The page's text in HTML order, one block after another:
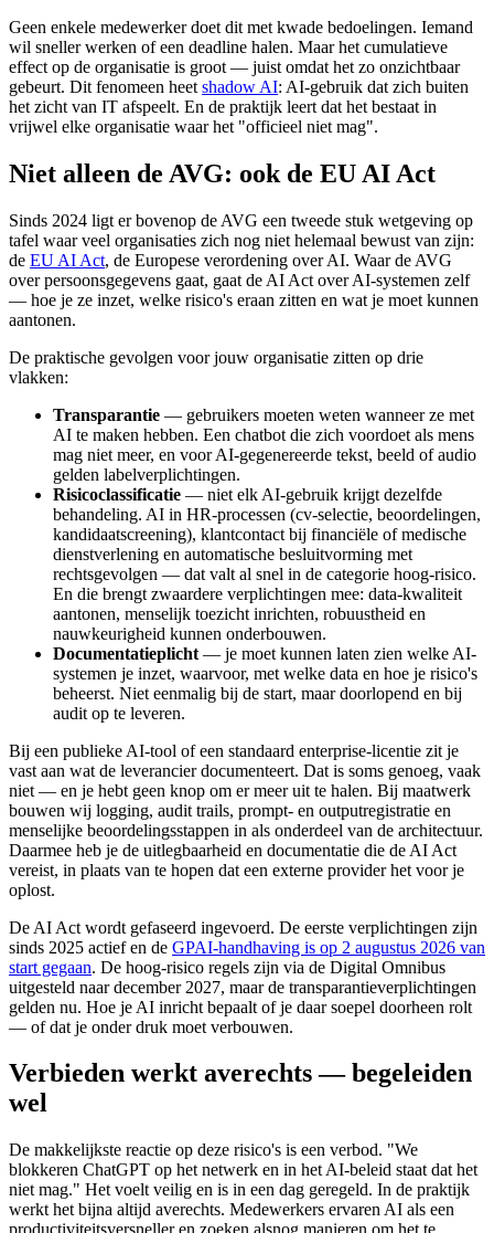
Geen enkele medewerker doet dit met kwade bedoelingen. Iemand
wil sneller werken of een deadline halen. Maar het cumulatieve
effect op de organisatie is groot — juist omdat het zo onzichtbaar
gebeurt. Dit fenomeen heet shadow AI: AI-gebruik dat zich buiten
het zicht van IT afspeelt. En de praktijk leert dat het bestaat in
vrijwel elke organisatie waar het "officieel niet mag".
Niet alleen de AVG: ook de EU AI Act
Sinds 2024 ligt er bovenop de AVG een tweede stuk wetgeving op
tafel waar veel organisaties zich nog niet helemaal bewust van zijn:
de EU AI Act, de Europese verordening over AI. Waar de AVG
over persoonsgegevens gaat, gaat de AI Act over AI-systemen zelf
— hoe je ze inzet, welke risico's eraan zitten en wat je moet kunnen
aantonen.
De praktische gevolgen voor jouw organisatie zitten op drie
vlakken:
Transparantie — gebruikers moeten weten wanneer ze met
AI te maken hebben. Een chatbot die zich voordoet als mens
mag niet meer, en voor AI-gegenereerde tekst, beeld of audio
gelden labelverplichtingen.
Risicoclassificatie — niet elk AI-gebruik krijgt dezelfde
behandeling. AI in HR-processen (cv-selectie, beoordelingen,
kandidaatscreening), klantcontact bij financiële of medische
dienstverlening en automatische besluitvorming met
rechtsgevolgen — dat valt al snel in de categorie hoog-risico.
En die brengt zwaardere verplichtingen mee: data-kwaliteit
aantonen, menselijk toezicht inrichten, robuustheid en
nauwkeurigheid kunnen onderbouwen.
Documentatieplicht — je moet kunnen laten zien welke AI-
systemen je inzet, waarvoor, met welke data en hoe je risico's
beheerst. Niet eenmalig bij de start, maar doorlopend en bij
audit op te leveren.
Bij een publieke AI-tool of een standaard enterprise-licentie zit je
vast aan wat de leverancier documenteert. Dat is soms genoeg, vaak
niet — en je hebt geen knop om er meer uit te halen. Bij maatwerk
bouwen wij logging, audit trails, prompt- en outputregistratie en
menselijke beoordelingsstappen in als onderdeel van de architectuur.
Daarmee heb je de uitlegbaarheid en documentatie die de AI Act
vereist, in plaats van te hopen dat een externe provider het voor je
oplost.
De AI Act wordt gefaseerd ingevoerd. De eerste verplichtingen zijn
sinds 2025 actief en de GPAI-handhaving is op 2 augustus 2026 van
start gegaan. De hoog-risico regels zijn via de Digital Omnibus
uitgesteld naar december 2027, maar de transparantieverplichtingen
gelden nu. Hoe je AI inricht bepaalt of je daar soepel doorheen rolt
— of dat je onder druk moet verbouwen.
Verbieden werkt averechts — begeleiden
wel
De makkelijkste reactie op deze risico's is een verbod. "We
blokkeren ChatGPT op het netwerk en in het AI-beleid staat dat het
niet mag." Het voelt veilig en is in een dag geregeld. In de praktijk
werkt het bijna altijd averechts. Medewerkers ervaren AI als een